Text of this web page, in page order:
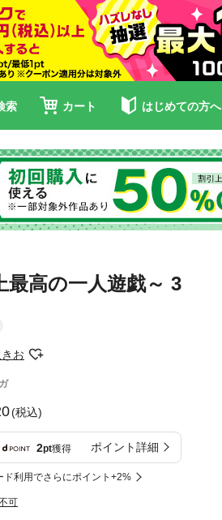
索 カート はじめての方へ
最高の一人遊戯～ 3
お
(税込)
2pt獲得 ポイント詳細
ド利用でさらにポイント+2%
可